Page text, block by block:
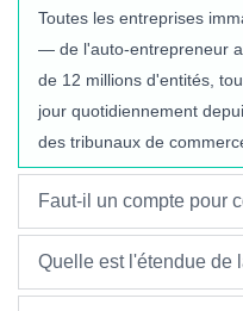
Toutes les entreprises
— de l'auto-entrepreneur
de 12 millions d'entités,
jour quotidiennement
des tribunaux de
Faut-il un compte pour
Quelle est l'étendue de